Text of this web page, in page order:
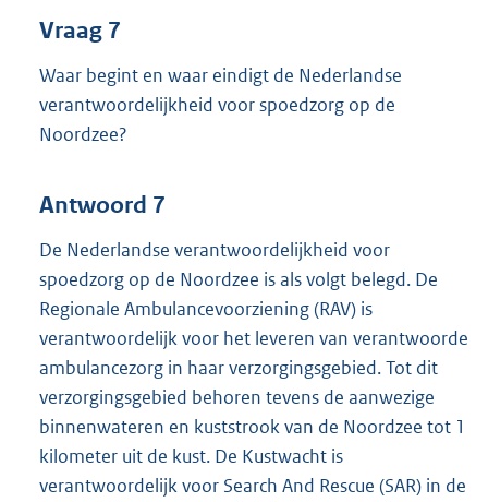
Vraag 7
Waar begint en waar eindigt de Nederlandse
verantwoordelijkheid voor spoedzorg op de
Noordzee?
Antwoord 7
De Nederlandse verantwoordelijkheid voor
spoedzorg op de Noordzee is als volgt belegd. De
Regionale Ambulancevoorziening (RAV) is
verantwoordelijk voor het leveren van verantwoorde
ambulancezorg in haar verzorgingsgebied. Tot dit
verzorgingsgebied behoren tevens de aanwezige
binnenwateren en kuststrook van de Noordzee tot 1
kilometer uit de kust. De Kustwacht is
verantwoordelijk voor Search And Rescue (SAR) in de